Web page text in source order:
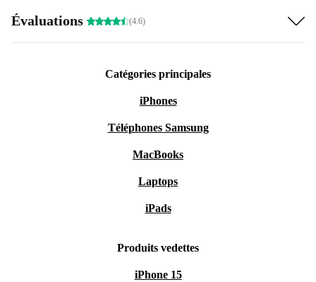
Évaluations (4.6)
Catégories principales
iPhones
Téléphones Samsung
MacBooks
Laptops
iPads
Produits vedettes
iPhone 15